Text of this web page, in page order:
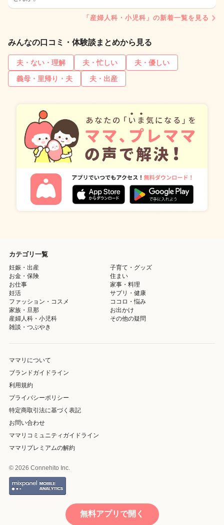
「産婦人科・小児科」の新着一覧を見る
みんなの口コミ・体験談まとめから見る
夫・ない・理解 夫・忙しい
夫・優しい
義母・里帰り・夫
夫・出産
カテゴリ一覧
妊娠・出産
子育て・グッズ
お金・保険
住まい
お仕事
家事・料理
妊活
サプリ・健康
ファッション・コスメ
ココロ・悩み
家族・旦那
お出かけ
産婦人科・小児科
その他の疑問
雑談・つぶやき
ママリについて
ブランドガイドライン
利用規約
プライバシーポリシー
特定商取引法に基づく表記
お問い合わせ
ママリコミュニティガイドライン
ママリプレミアムの解約
© 2026 Connehito Inc.
無料アプリで開く